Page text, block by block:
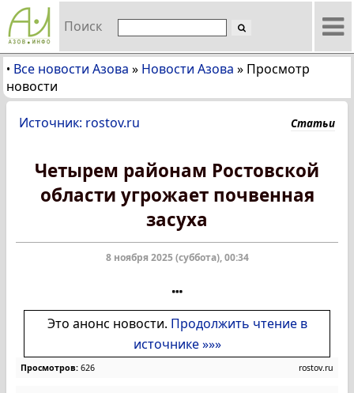
Поиск
• Все новости Азова » Новости Азова » Просмотр
новости
Источник: rostov.ru Статьи
Четырем районам Ростовской
области угрожает почвенная
засуха
8 ноября 2025 (суббота), 00:34
Это анонс новости. Продолжить чтение в
источнике »»»
Просмотров: 626 rostov.ru